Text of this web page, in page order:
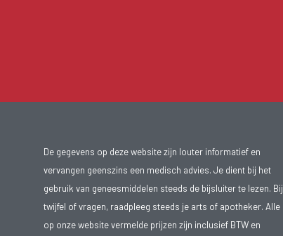
De gegevens op deze website zijn louter informatief en
vervangen geenszins een medisch advies. Je dient bij het
gebruik van geneesmiddelen steeds de bijsluiter te lezen. Bij
twijfel of vragen, raadpleeg steeds je arts of apotheker. Alle
op onze website vermelde prijzen zijn inclusief BTW en